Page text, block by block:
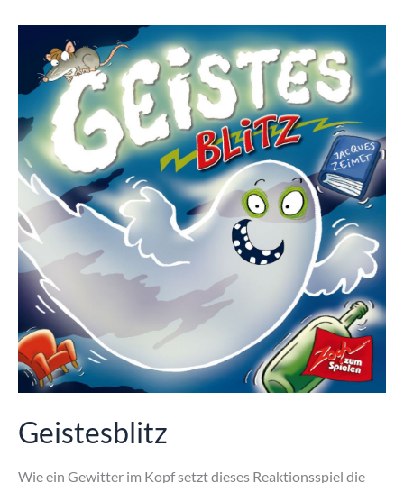
Geistesblitz
Wie ein Gewitter im Kopf setzt dieses Reaktionsspiel die